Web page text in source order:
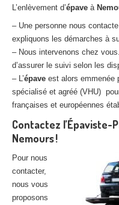
L’enlèvement d’épave à
– Une personne nous
expliquons les démarches à
– Nous intervenons chez
d’assurer le suivi selon les
– L’épave est alors emmenée
spécialisé et agréé (VHU)
françaises et européennes
Contactez
Nemours !
Pour nous
contacter,
nous vous
proposons